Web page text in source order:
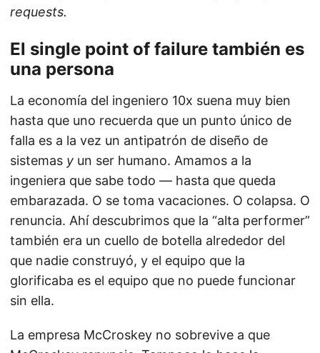
requests.
El single point of failure también es
una persona
La economía del ingeniero 10x suena muy bien
hasta que uno recuerda que un punto único de
falla es a la vez un antipatrón de diseño de
sistemas y un ser humano. Amamos a la
ingeniera que sabe todo — hasta que queda
embarazada. O se toma vacaciones. O colapsa. O
renuncia. Ahí descubrimos que la “alta performer”
también era un cuello de botella alrededor del
que nadie construyó, y el equipo que la
glorificaba es el equipo que no puede funcionar
sin ella.
La empresa McCroskey no sobrevive a que